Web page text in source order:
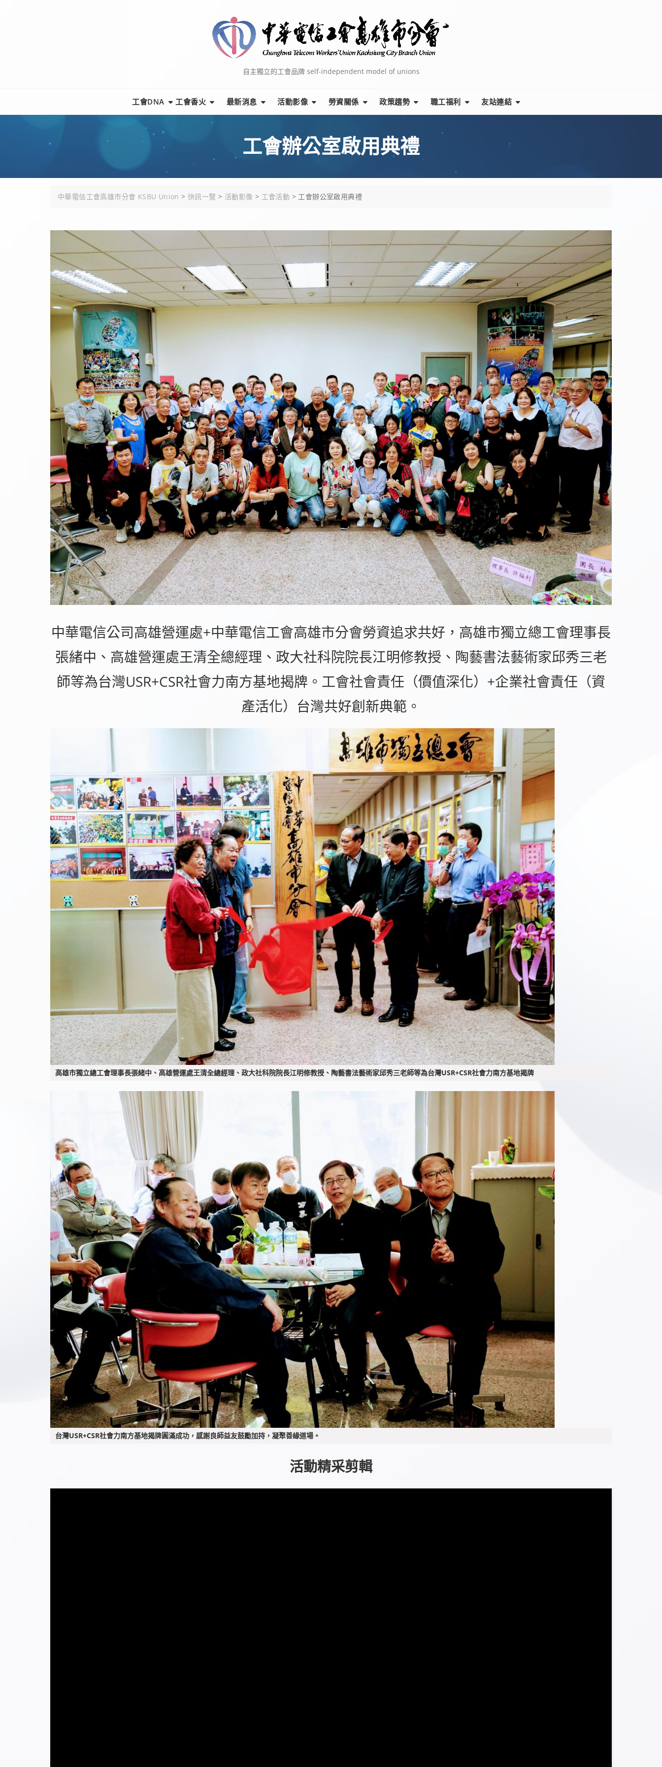
自主獨立的工會品牌 self-independent model of unions
工會DNA 工會香火 最新消息 活動影像 勞資關係 政策趨勢 職工福利 友站連結
工會辦公室啟用典禮
中華電信工會高雄市分會 KSBU Union >快訊一覽 > 活動影像 > 工會活動 > 工會辦公室啟用典禮
中華電信公司高雄營運處+中華電信工會高雄市分會勞資追求共好，高雄市獨立總工會理事長
張緒中、高雄營運處王清全總經理、政大社科院院長江明修教授、陶藝書法藝術家邱秀三老
師等為台灣USR+CSR社會力南方基地揭牌。工會社會責任（價值深化）+企業社會責任（資
產活化）台灣共好創新典範。
高雄市獨立總工會理事長張緒中、高雄營運處王清全總經理、政大社科院院長江明修教授、陶藝書法藝術家邱秀三老師等為台灣USR+CSR社會力南方基地揭牌
台灣USR+CSR社會力南方基地揭牌圓滿成功，感謝良師益友鼓勵加持，凝聚善緣道場。
活動精采剪輯